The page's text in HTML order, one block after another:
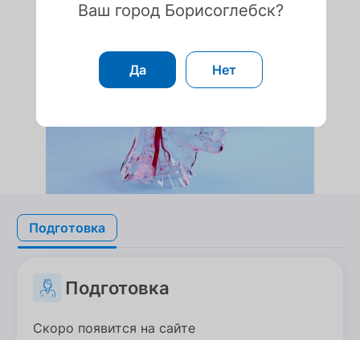
Подготовка
Подготовка
Подготовка
Скоро появится на сайте
Ваш город Борисоглебск?
Да Нет